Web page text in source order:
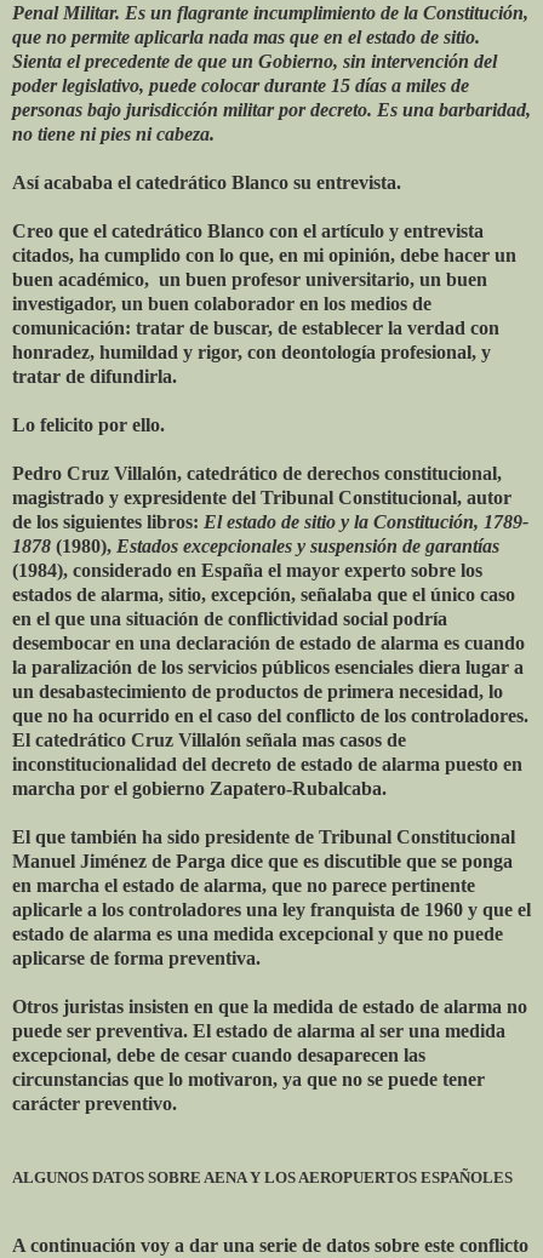
Penal Militar. Es un flagrante incumplimiento de la Constitución,
que no permite aplicarla nada mas que en el estado de sitio.
Sienta el precedente de que un Gobierno, sin intervención del
poder legislativo, puede colocar durante 15 días a miles de
personas bajo jurisdicción militar por decreto. Es una barbaridad,
no tiene ni pies ni cabeza.
Así acababa el catedrático Blanco su entrevista.
Creo que el catedrático Blanco con el artículo y entrevista
citados, ha cumplido con lo que, en mi opinión, debe hacer un
buen académico, un buen profesor universitario, un buen
investigador, un buen colaborador en los medios de
comunicación: tratar de buscar, de establecer la verdad con
honradez, humildad y rigor, con deontología profesional, y
tratar de difundirla.
Lo felicito por ello.
Pedro Cruz Villalón, catedrático de derechos constitucional,
magistrado y expresidente del Tribunal Constitucional, autor
de los siguientes libros: El estado de sitio y la Constitución, 1789-
1878 (1980), Estados excepcionales y suspensión de garantías
(1984), considerado en España el mayor experto sobre los
estados de alarma, sitio, excepción, señalaba que el único caso
en el que una situación de conflictividad social podría
desembocar en una declaración de estado de alarma es cuando
la paralización de los servicios públicos esenciales diera lugar a
un desabastecimiento de productos de primera necesidad, lo
que no ha ocurrido en el caso del conflicto de los controladores.
El catedrático Cruz Villalón señala mas casos de
inconstitucionalidad del decreto de estado de alarma puesto en
marcha por el gobierno Zapatero-Rubalcaba.
El que también ha sido presidente de Tribunal Constitucional
Manuel Jiménez de Parga dice que es discutible que se ponga
en marcha el estado de alarma, que no parece pertinente
aplicarle a los controladores una ley franquista de 1960 y que el
estado de alarma es una medida excepcional y que no puede
aplicarse de forma preventiva.
Otros juristas insisten en que la medida de estado de alarma no
puede ser preventiva. El estado de alarma al ser una medida
excepcional, debe de cesar cuando desaparecen las
circunstancias que lo motivaron, ya que no se puede tener
carácter preventivo.
ALGUNOS DATOS SOBRE AENA Y LOS AEROPUERTOS ESPAÑOLES
A continuación voy a dar una serie de datos sobre este conflicto